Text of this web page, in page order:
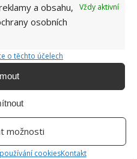
a obsahu,
osobních
Vždy aktivní
o těchto účelech
možnosti
cookiesKontakt
domov? Originální nápady,
fotografie najdete na
lekce. Jednu takovou dala